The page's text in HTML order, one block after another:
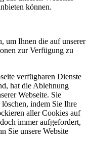
können.
um Ihnen die auf unserer
zur Verfügung zu
verfügbaren Dienste
hat die Ablehnung
Webseite. Sie
indem Sie Ihre
aller Cookies auf
immer aufgefordert,
Sie unsere Website